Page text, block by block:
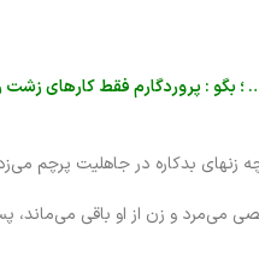
‏؛ بگو : پروردگارم فقط کارهاى زشت
زنهاى بدکاره در جاهلیت پرچم
مى‏‌مرد و زن از او باقى می‌ماند،